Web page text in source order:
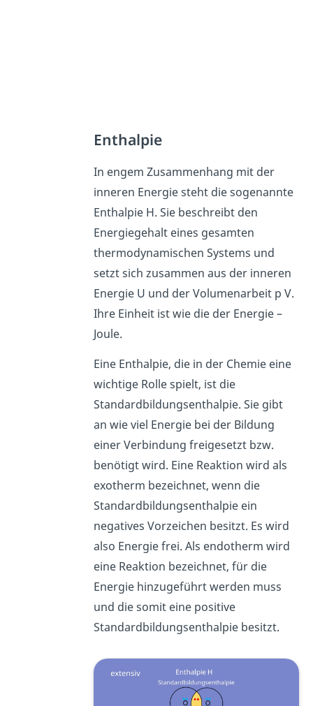
Enthalpie
In engem Zusammenhang mit der
inneren Energie steht die sogenannte
Enthalpie H. Sie beschreibt den
Energiegehalt eines gesamten
thermodynamischen Systems und
setzt sich zusammen aus der inneren
Energie U und der Volumenarbeit p V.
Ihre Einheit ist wie die der Energie –
Joule.
Eine Enthalpie, die in der Chemie eine
wichtige Rolle spielt, ist die
Standardbildungsenthalpie. Sie gibt
an wie viel Energie bei der Bildung
einer Verbindung freigesetzt bzw.
benötigt wird. Eine Reaktion wird als
exotherm bezeichnet, wenn die
Standardbildungsenthalpie ein
negatives Vorzeichen besitzt. Es wird
also Energie frei. Als endotherm wird
eine Reaktion bezeichnet, für die
Energie hinzugeführt werden muss
und die somit eine positive
Standardbildungsenthalpie besitzt.